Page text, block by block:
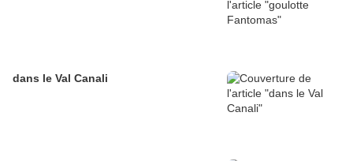
dans le Val Canali